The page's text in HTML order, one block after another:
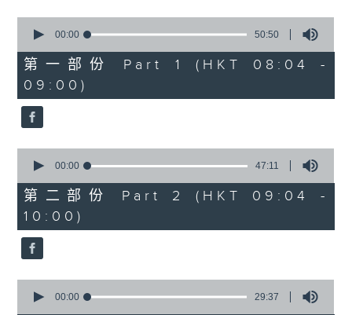
seconds
50
minutes,
50
seconds
00:00 50:50
第一部份 Part 1 (HKT 08:04 -
09:00)
seconds
47
minutes,
11
seconds
00:00 47:11
第二部份 Part 2 (HKT 09:04 -
10:00)
seconds
00:00 29:37